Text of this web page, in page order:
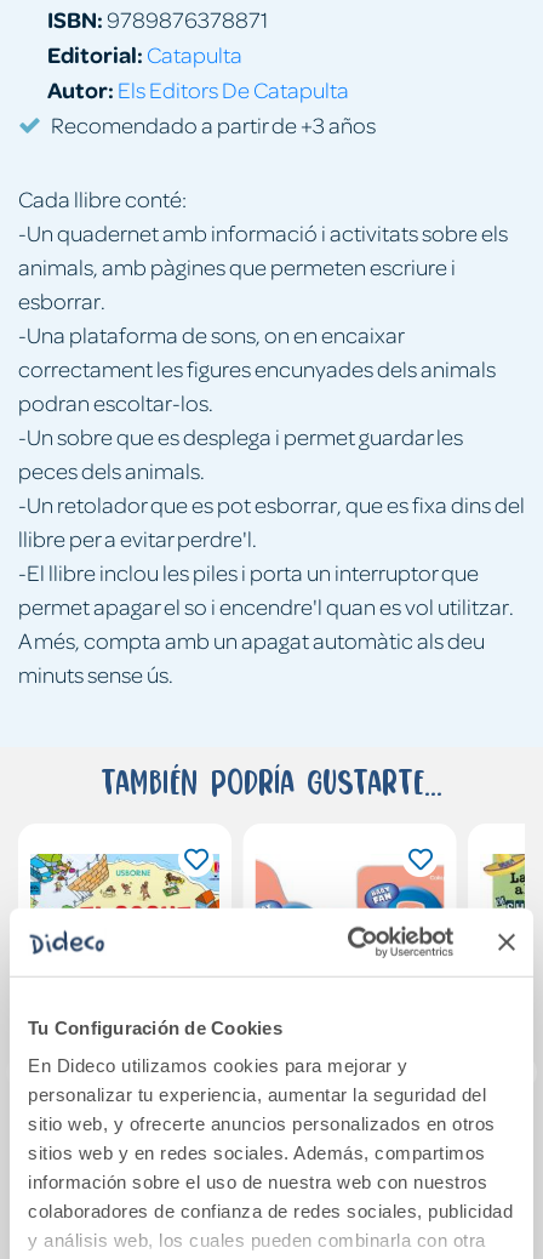
Tu Configuración de Cookies
En Dideco utilizamos cookies para mejorar y
personalizar tu experiencia, aumentar la seguridad del
sitio web, y ofrecerte anuncios personalizados en otros
sitios web y en redes sociales. Además, compartimos
información sobre el uso de nuestra web con nuestros
colaboradores de confianza de redes sociales, publicidad
y análisis web, los cuales pueden combinarla con otra
Cada llibre conté:
-Un quadernet amb informació i activitats sobre els
animals, amb pàgines que permeten escriure i
esborrar.
-Una plataforma de sons, on en encaixar
correctament les figures encunyades dels animals
podran escoltar-los.
-Un sobre que es desplega i permet guardar les
peces dels animals.
-Un retolador que es pot esborrar, que es fixa dins del
llibre per a evitar perdre'l.
-El llibre inclou les piles i porta un interruptor que
permet apagar el so i encendre'l quan es vol utilitzar.
A més, compta amb un apagat automàtic als deu
minuts sense ús.
ISBN:9789876378871
Editorial: Catapulta
Autor: Els Editors De Catapulta
Recomendado a partir de +3 años
También podría gustarte...
El coche rojo
18,95€
Abremente Baby
Fan 0-1 año
9,90€
La